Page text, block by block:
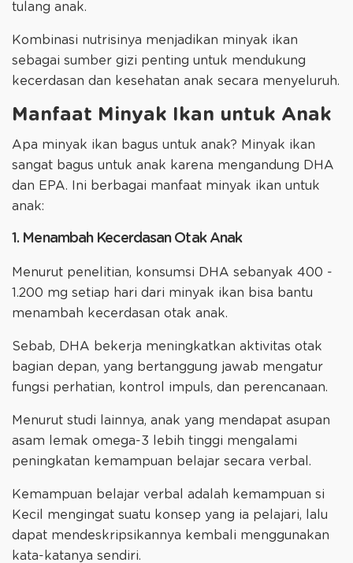
tulang anak.
Kombinasi nutrisinya menjadikan minyak ikan
sebagai sumber gizi penting untuk mendukung
kecerdasan dan kesehatan anak secara menyeluruh.
Manfaat Minyak Ikan untuk Anak
Apa minyak ikan bagus untuk anak? Minyak ikan
sangat bagus untuk anak karena mengandung DHA
dan EPA. Ini berbagai manfaat minyak ikan untuk
anak:
1. Menambah Kecerdasan Otak Anak
Menurut penelitian, konsumsi DHA sebanyak 400 -
1.200 mg setiap hari dari minyak ikan bisa bantu
menambah kecerdasan otak anak.
Sebab, DHA bekerja meningkatkan aktivitas otak
bagian depan, yang bertanggung jawab mengatur
fungsi perhatian, kontrol impuls, dan perencanaan.
Menurut studi lainnya, anak yang mendapat asupan
asam lemak omega-3 lebih tinggi mengalami
peningkatan kemampuan belajar secara verbal.
Kemampuan belajar verbal adalah kemampuan si
Kecil mengingat suatu konsep yang ia pelajari, lalu
dapat mendeskripsikannya kembali menggunakan
kata-katanya sendiri.